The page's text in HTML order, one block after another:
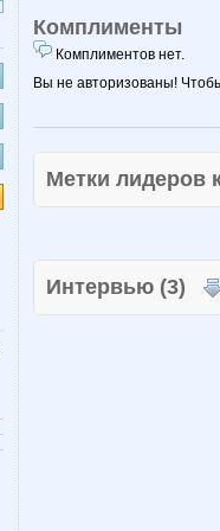
Комплименты
Комплиментов нет.
Вы не авторизованы!
Метки
Интервью (3)